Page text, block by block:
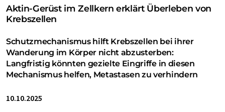
Aktin-Gerüst im Zellkern erklärt Überleben von
Krebszellen
Schutzmechanismus hilft Krebszellen bei ihrer
Wanderung im Körper nicht abzusterben:
Langfristig könnten gezielte Eingriffe in diesen
Mechanismus helfen, Metastasen zu verhindern
10.10.2025